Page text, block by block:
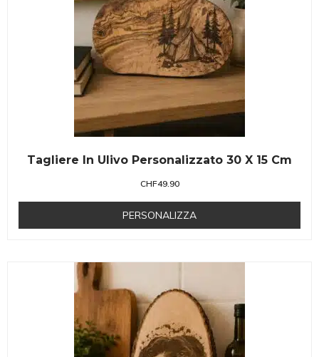
Tagliere In Ulivo Personalizzato 30 X 15 Cm
CHF49.90
PERSONALIZZA